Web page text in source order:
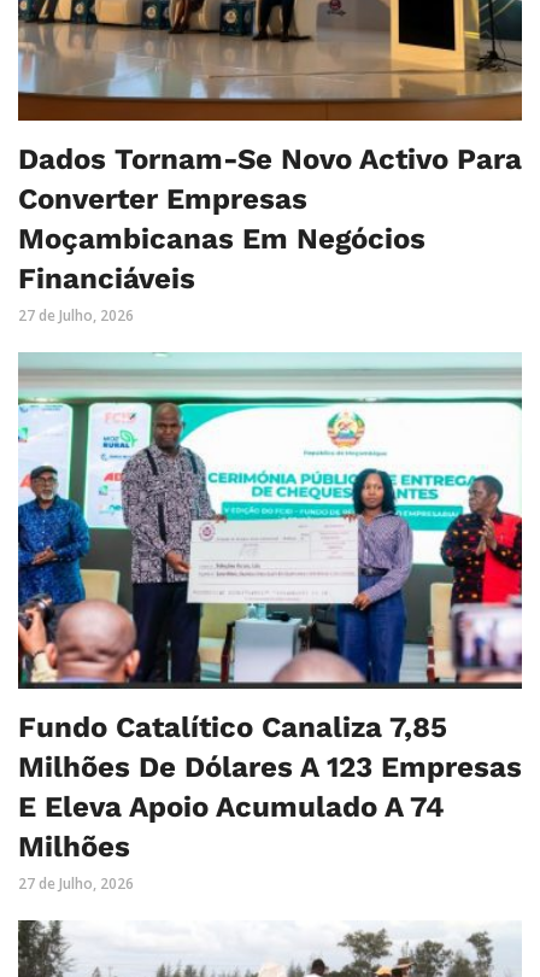
Dados Tornam-Se Novo Activo Para
Converter Empresas
Moçambicanas Em Negócios
Financiáveis
27 de Julho, 2026
Fundo Catalítico Canaliza 7,85
Milhões De Dólares A 123 Empresas
E Eleva Apoio Acumulado A 74
Milhões
27 de Julho, 2026